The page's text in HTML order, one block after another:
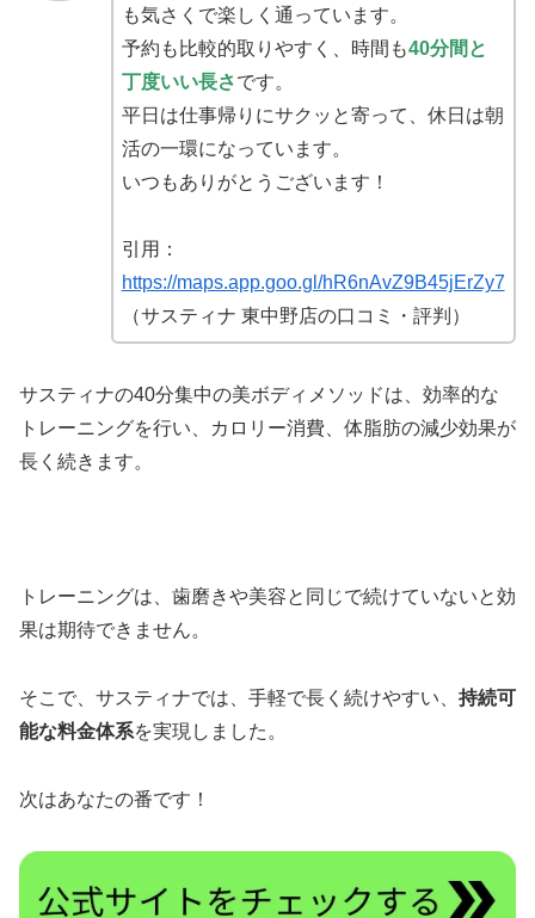
も気さくで楽しく通っています。
予約も比較的取りやすく、時間も40分間と
丁度いい長さです。
平日は仕事帰りにサクッと寄って、休日は朝
活の一環になっています。
いつもありがとうございます！
引用：
https://maps.app.goo.gl/hR6nAvZ9B45jErZy7
（サスティナ 東中野店の口コミ・評判）
サスティナの40分集中の美ボディメソッドは、効率的な
トレーニングを行い、カロリー消費、体脂肪の減少効果が
長く続きます。
トレーニングは、歯磨きや美容と同じで続けていないと効
果は期待できません。
そこで、サスティナでは、手軽で長く続けやすい、 持続可
能な料金体系を実現しました。
次はあなたの番です！